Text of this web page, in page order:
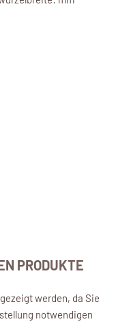
PRODUKTE
werden, da Sie
notwendigen